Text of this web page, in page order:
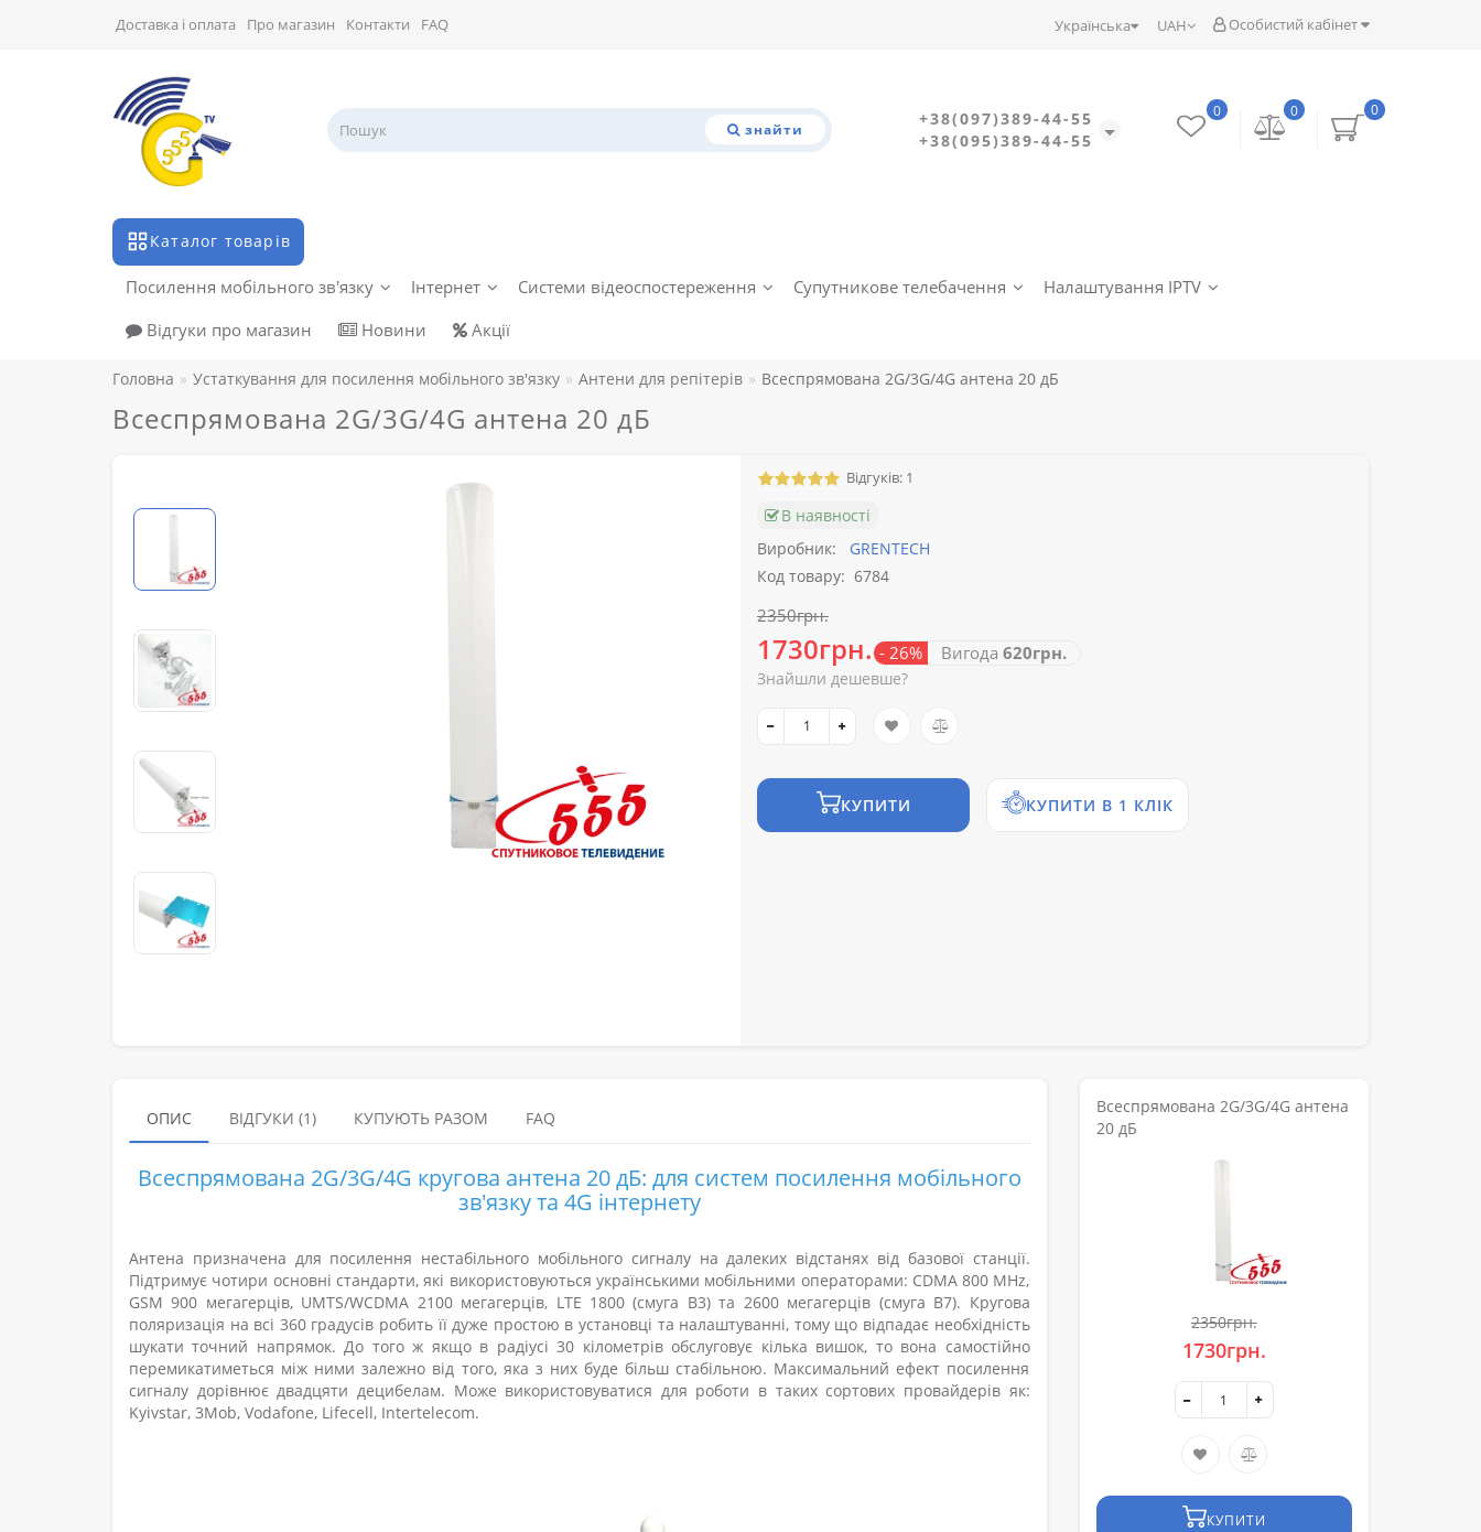
Особистий кабінет
UAH
Українська
Доставка і оплата Про магазин Контакти FAQ
знайти
+38(097)389-44-55
+38(095)389-44-55
0
0
0
Каталог товарів
Посилення мобільного зв'язку Інтернет Системи відеоспостереження Супутникове телебачення
Налаштування IPTV
Відгуки про магазин
Новини Акції
Головна Устаткування для посилення мобільного зв'язку Антени для репітерів Всеспрямована 2G/3G/4G антена 20 дБ
Всеспрямована 2G/3G/4G антена 20 дБ
Відгуків: 1
В наявності
Виробник:
GRENTECH
Код товару: 6784
2350грн.
1730грн. - 26% Вигода 620грн.
Знайшли дешевше?
КУПИТИ КУПИТИ В 1 КЛІК
ОПИС ВІДГУКИ (1) КУПУЮТЬ РАЗОМ FAQ
Всеспрямована 2G/3G/4G кругова антена 20 дБ: для систем посилення мобільного
зв'язку та 4G інтернету
Антена призначена для посилення нестабільного мобільного сигналу на далеких відстанях від базової станції.
Підтримує чотири основні стандарти, які використовуються українськими мобільними операторами: CDMA 800 MHz,
GSM 900 мегагерців, UMTS/WCDMA 2100 мегагерців, LTE 1800 (смуга B3) та 2600 мегагерців (смуга B7). Кругова
поляризація на всі 360 градусів робить її дуже простою в установці та налаштуванні, тому що відпадає необхідність
шукати точний напрямок. До того ж якщо в радіусі 30 кілометрів обслуговує кілька вишок, то вона самостійно
перемикатиметься між ними залежно від того, яка з них буде більш стабільною. Максимальний ефект посилення
сигналу дорівнює двадцяти децибелам. Може використовуватися для роботи в таких сортових провайдерів як:
Kyivstar, 3Mob, Vodafone, Lifecell, Intertelecom.
Всеспрямована 2G/3G/4G антена
20 дБ
2350грн.
1730грн.
КУПИТИ